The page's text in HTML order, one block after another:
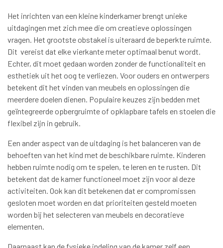
Het inrichten van een kleine kinderkamer brengt unieke
uitdagingen met zich mee die om creatieve oplossingen
vragen. Het grootste obstakel is uiteraard de beperkte ruimte.
Dit vereist dat elke vierkante meter optimaal benut wordt.
Echter, dit moet gedaan worden zonder de functionaliteit en
esthetiek uit het oog te verliezen. Voor ouders en ontwerpers
betekent dit het vinden van meubels en oplossingen die
meerdere doelen dienen. Populaire keuzes zijn bedden met
geïntegreerde opbergruimte of opklapbare tafels en stoelen die
flexibel zijn in gebruik.
Een ander aspect van de uitdaging is het balanceren van de
behoeften van het kind met de beschikbare ruimte. Kinderen
hebben ruimte nodig om te spelen, te leren en te rusten. Dit
betekent dat de kamer functioneel moet zijn voor al deze
activiteiten. Ook kan dit betekenen dat er compromissen
gesloten moet worden en dat prioriteiten gesteld moeten
worden bij het selecteren van meubels en decoratieve
elementen.